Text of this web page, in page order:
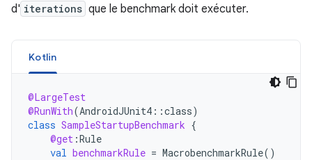
d' iterations que le benchmark doit exécuter.
Kotlin
@LargeTest
@RunWith(AndroidJUnit4 ::class)
class SampleStartupBenchmark {
@get :Rule
val benchmarkRule = MacrobenchmarkRule()